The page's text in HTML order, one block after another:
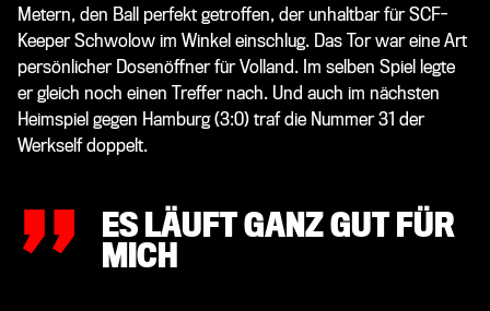
Metern, den Ball perfekt getroffen, der unhaltbar für SCF-
Keeper Schwolow im Winkel einschlug. Das Tor war eine Art
persönlicher Dosenöffner für Volland. Im selben Spiel legte
er gleich noch einen Treffer nach. Und auch im nächsten
Heimspiel gegen Hamburg (3:0) traf die Nummer 31 der
Werkself doppelt.
„
ES LÄUFT GANZ GUT FÜR
MICH